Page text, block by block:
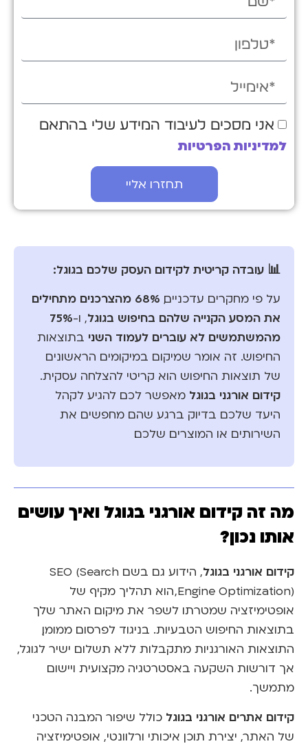
אני מסכים לעיבוד המידע שלי בהתאם
למדיניות הפרטיות
תחזרו אליי
📊 עובדה קריטית לקידום העסק שלכם בגוגל:
על פי מחקרים עדכניים,
68% מהצרכנים מתחילים
את המסע הקנייה שלהם בחיפוש בגוגל, ו-75%
מהמשתמשים לא עוברים לעמוד השני בתוצאות
החיפוש. זה אומר שמיקום במיקומים הראשונים
של תוצאות החיפוש הוא קריטי להצלחה עסקית.
קידום אורגני בגוגל מאפשר לכם להגיע לקהל
היעד שלכם בדיוק ברגע שהם מחפשים את
השירותים או המוצרים שלכם.
מה זה קידום אורגני בגוגל ואיך עושים
אותו נכון?
קידום אורגני בגוגל
, הידוע גם בשם SEO (Search
Engine Optimization), הוא תהליך מקיף של
אופטימיזציה שמטרתו לשפר את מיקום האתר שלך
בתוצאות החיפוש הטבעיות. בניגוד לפרסום ממומן,
התוצאות האורגניות מתקבלות ללא תשלום ישיר לגוגל,
אך דורשות השקעה באסטרטגיה מקצועית ויישום
מתמשך.
קידום אתרים אורגני בגוגל כולל שיפור המבנה הטכני
של האתר, יצירת תוכן איכותי ורלוונטי, אופטימיזציה